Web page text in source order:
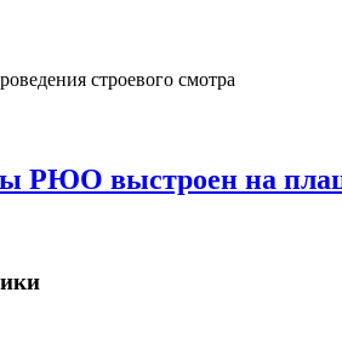
РЮО выстроен на